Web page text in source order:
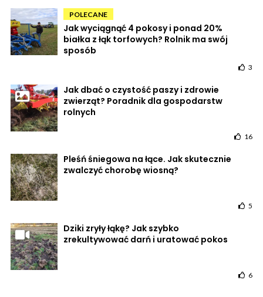
POLECANE
Jak wyciągnąć 4 pokosy i ponad 20%
białka z łąk torfowych? Rolnik ma swój
sposób
3
Jak dbać o czystość paszy i zdrowie
zwierząt? Poradnik dla gospodarstw
rolnych
16
Pleśń śniegowa na łące. Jak skutecznie
zwalczyć chorobę wiosną?
5
Dziki zryły łąkę? Jak szybko
zrekultywować darń i uratować pokos
6